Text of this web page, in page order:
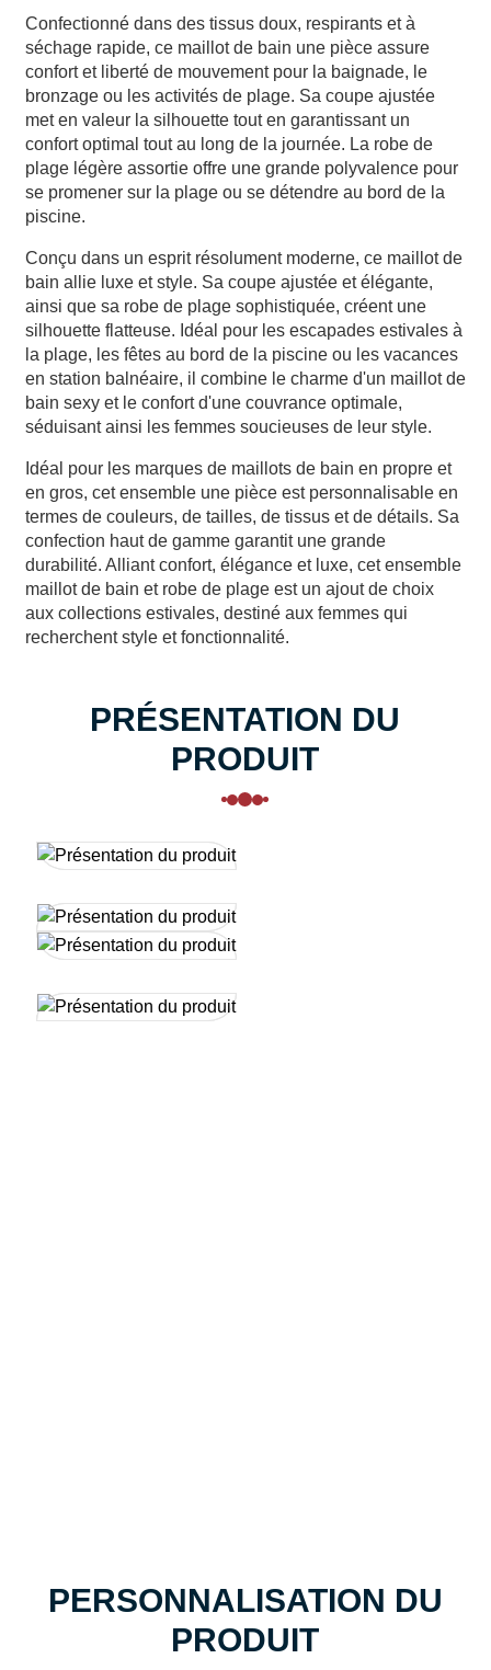
Confectionné dans des tissus doux, respirants et à
séchage rapide, ce maillot de bain une pièce assure
confort et liberté de mouvement pour la baignade, le
bronzage ou les activités de plage. Sa coupe ajustée
met en valeur la silhouette tout en garantissant un
confort optimal tout au long de la journée. La robe de
plage légère assortie offre une grande polyvalence pour
se promener sur la plage ou se détendre au bord de la
piscine.
Conçu dans un esprit résolument moderne, ce maillot de
bain allie luxe et style. Sa coupe ajustée et élégante,
ainsi que sa robe de plage sophistiquée, créent une
silhouette flatteuse. Idéal pour les escapades estivales à
la plage, les fêtes au bord de la piscine ou les vacances
en station balnéaire, il combine le charme d'un maillot de
bain sexy et le confort d'une couvrance optimale,
séduisant ainsi les femmes soucieuses de leur style.
Idéal pour les marques de maillots de bain en propre et
en gros, cet ensemble une pièce est personnalisable en
termes de couleurs, de tailles, de tissus et de détails. Sa
confection haut de gamme garantit une grande
durabilité. Alliant confort, élégance et luxe, cet ensemble
maillot de bain et robe de plage est un ajout de choix
aux collections estivales, destiné aux femmes qui
recherchent style et fonctionnalité.
PRÉSENTATION DU
PRODUIT
PERSONNALISATION DU
PRODUIT